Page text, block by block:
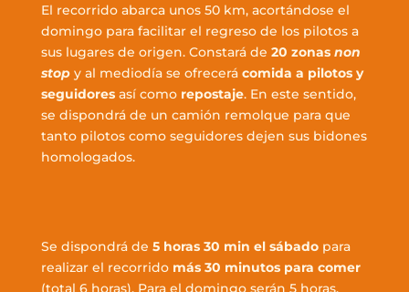
El recorrido abarca unos 50 km, acortándose el
domingo para facilitar el regreso de los pilotos a
sus lugares de origen. Constará de 20 zonas non
stopy al mediodía se ofrecerá comida a pilotos y
seguidoresasí como repostaje. En este sentido,
se dispondrá de un camión remolque para que
tanto pilotos como seguidores dejen sus bidones
homologados.
Se dispondrá de 5 horas 30 min el sábadopara
realizar el recorrido más 30 minutos para comer
(total 6 horas). Para el domingo serán 5 horas.